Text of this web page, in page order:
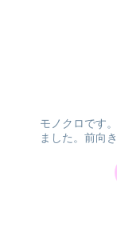
モノクロです
ました。前向